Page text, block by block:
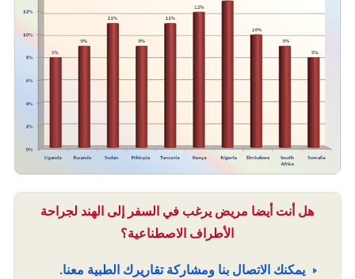
هل أنت أيضا مريض يرغب في السفر إلى الهند لجراحة
الأطراف الاصطناعية؟
يمكنك الاتصال بنا ومشاركة تقاريرك الطبية معنا.